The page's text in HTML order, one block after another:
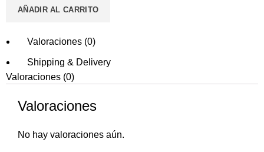
AÑADIR AL CARRITO
Valoraciones (0)
Shipping & Delivery
Valoraciones (0)
Valoraciones
No hay valoraciones aún.